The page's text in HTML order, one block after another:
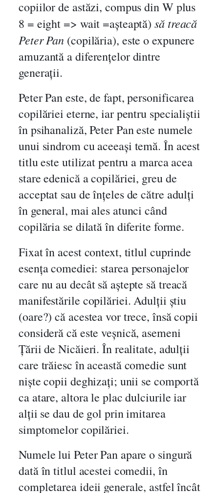
copiilor de astăzi, compus din W plus
8 = eight => wait =așteaptă)să treacă
Peter Pan (copilăria), este o expunere
amuzantă a diferențelor dintre
generații.
Peter Pan este, de fapt, personificarea
copilăriei eterne, iar pentru specialiștii
în psihanaliză, Peter Pan este numele
unui sindrom cu aceeași temă. În acest
titlu este utilizat pentru a marca acea
stare edenică a copilăriei, greu de
acceptat sau de înțeles de către adulți
în general, mai ales atunci când
copilăria se dilată în diferite forme.
Fixat în acest context, titlul cuprinde
esența comediei: starea personajelor
care nu au decât să aștepte să treacă
manifestările copilăriei. Adulții știu
(oare?) că acestea vor trece, însă copii
consideră că este veșnică, asemeni
Țării de Nicăieri. În realitate, adulții
care trăiesc în această comedie sunt
niște copii deghizați; unii se comportă
ca atare, altora le plac dulciurile iar
alții se dau de gol prin imitarea
simptomelor copilăriei.
Numele lui Peter Pan apare o singură
dată în titlul acestei comedii, în
completarea ideii generale, astfel încât